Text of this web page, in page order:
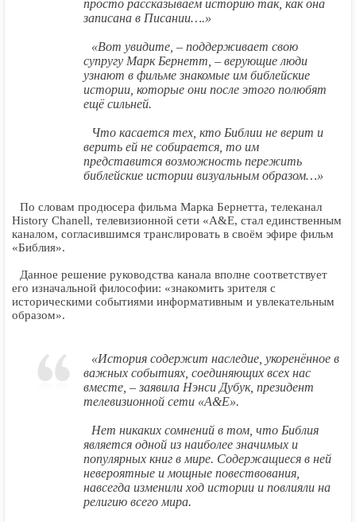
просто рассказываем историю так, как она
записана в Писании….»
«Вот увидите, – поддерживает свою
супругу Марк Бернетт, – верующие люди
узнают в фильме знакомые им библейские
истории, которые они после этого полюбят
ещё сильней.
Что касается тех, кто Библии не верит и
верить ей не собирается, то им
представится возможность пережить
библейские истории визуальным образом…»
По словам продюсера фильма Марка Бернетта, телеканал
History Chanell, телевизионной сети «A&E, стал единственным
каналом, согласившимся транслировать в своём эфире фильм
«Библия».
Данное решение руководства канала вполне соответствует
его изначальной философии: «знакомить зрителя с
историческими событиями информативным и увлекательным
образом».
«История содержит наследие, укоренённое в
важных событиях, соединяющих всех нас
вместе, – заявила Нэнси Дубук, президент
телевизионной сети «A&E».
Нет никаких сомнений в том, что Библия
является одной из наиболее значимых и
популярных книг в мире. Содержащиеся в ней
невероятные и мощные повествования,
навсегда изменили ход истории и повлияли на
религию всего мира.